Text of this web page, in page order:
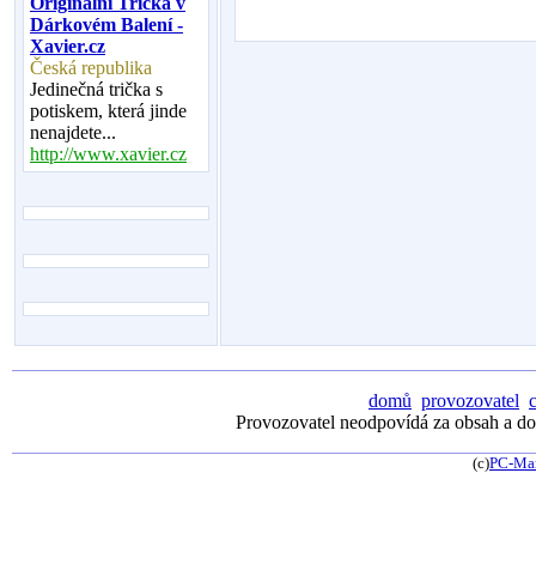
Dárkovém Balení -
Xavier.cz
Česká republika
Jedinečná trička s
potiskem, která jinde
nenajdete...
http://www.xavier.cz
domů provozovatel
Provozovatel neodpovídá za obsah a
(c)PC-